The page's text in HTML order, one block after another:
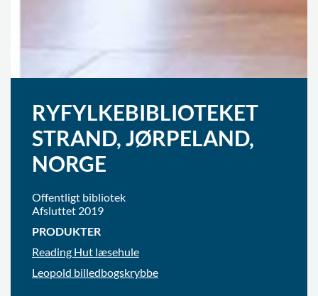
RYFYLKEBIBLIOTEKET
STRAND, JØRPELAND,
NORGE
Offentligt bibliotek
Afsluttet 2019
PRODUKTER
Reading Hut læsehule
Leopold billedbogskrybbe